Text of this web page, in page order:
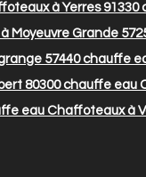
à Yerres 91330
Moyeuvre Grande
57440chauffe
80300chauffe eau
eau Chaffoteaux à